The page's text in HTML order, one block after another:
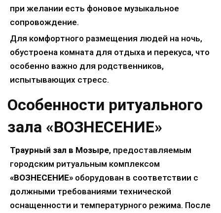
при желании есть фоновое музыкальное
сопровождение.
Для комфортного размещения людей на ночь,
обустроена комната для отдыха и перекуса, что
особенно важно для родственников,
испытывающих стресс.
Особенности ритуального
зала «ВОЗНЕСЕНИЕ»
Траурный зал в Мозыре, предоставляемым
городским ритуальным комплексом
«ВОЗНЕСЕНИЕ» оборудован в соответствии с
должными требованиями технической
оснащенности и температурного режима. После